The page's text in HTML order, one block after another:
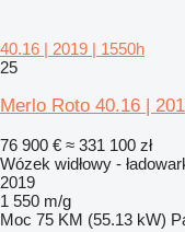
40.16 | 2019 | 1550h
25
Merlo Roto 40.16 |
76 900 € ≈ 331 100 zł
Wózek widłowy -
2019
1 550 m/g
Moc 75 KM (55.13 kW)